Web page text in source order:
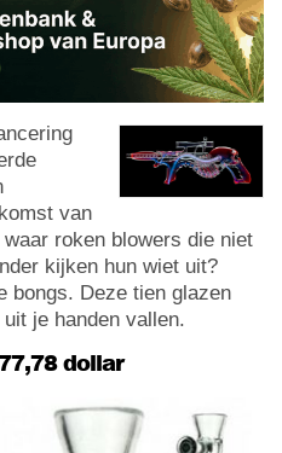
van
roken blowers die niet
kijken hun wiet uit?
bongs. Deze tien glazen
je handen vallen.
dollar